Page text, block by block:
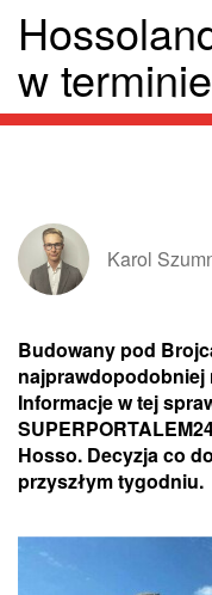
w
Karol
Budowany pod
najprawdopodobniej
Informacje w tej
Hosso. Decyzja co
przyszłym tygodniu.